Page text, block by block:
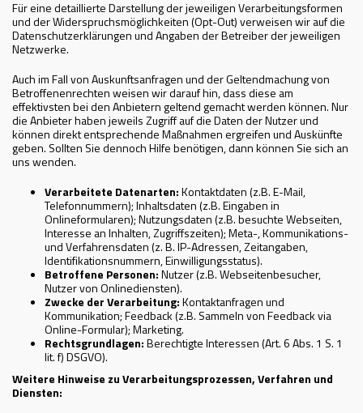
Für eine detaillierte Darstellung der jeweiligen Verarbeitungsformen
und der Widerspruchsmöglichkeiten (Opt-Out) verweisen wir auf die
Datenschutzerklärungen und Angaben der Betreiber der jeweiligen
Netzwerke.
Auch im Fall von Auskunftsanfragen und der Geltendmachung von
Betroffenenrechten weisen wir darauf hin, dass diese am
effektivsten bei den Anbietern geltend gemacht werden können. Nur
die Anbieter haben jeweils Zugriff auf die Daten der Nutzer und
können direkt entsprechende Maßnahmen ergreifen und Auskünfte
geben. Sollten Sie dennoch Hilfe benötigen, dann können Sie sich an
uns wenden.
Verarbeitete Datenarten:Kontaktdaten (z.B. E-Mail,
Telefonnummern); Inhaltsdaten (z.B. Eingaben in
Onlineformularen); Nutzungsdaten (z.B. besuchte Webseiten,
Interesse an Inhalten, Zugriffszeiten); Meta-, Kommunikations-
und Verfahrensdaten (z. B. IP-Adressen, Zeitangaben,
Identifikationsnummern, Einwilligungsstatus).
Betroffene Personen:Nutzer (z.B. Webseitenbesucher,
Nutzer von Onlinediensten).
Zwecke der Verarbeitung:Kontaktanfragen und
Kommunikation; Feedback (z.B. Sammeln von Feedback via
Online-Formular); Marketing.
Rechtsgrundlagen:Berechtigte Interessen (Art. 6 Abs. 1 S. 1
lit. f) DSGVO).
Weitere Hinweise zu Verarbeitungsprozessen, Verfahren und
Diensten: